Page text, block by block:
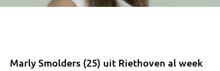
Marly Smolders (25) uit Riethoven al week